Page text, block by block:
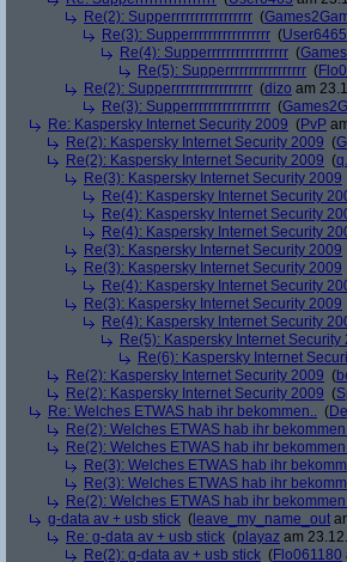
Re(2): Supperrrrrrrrrrrrrrrrr (
Re(3): Supperrrrrrrrrrrrrrrrr (User6465
Re(4): Supperrrrrrrrrrrrrrrrr (
Re(5): Supperrrrrrrrrrrrrrrrr (
Re(2): Supperrrrrrrrrrrrrrrrr (dizo am
Re(3): Supperrrrrrrrrrrrrrrrr (
Re: Kaspersky Internet Security 2009 (PvP
Re(2): Kaspersky Internet Security 2009 (
Re(2): Kaspersky Internet Security 2009 (
Re(3): Kaspersky Internet Security 2009
Re(4): Kaspersky Internet Security
Re(4): Kaspersky Internet Security
Re(4): Kaspersky Internet Security
Re(3): Kaspersky Internet Security 2009
Re(3): Kaspersky Internet Security 2009
Re(4): Kaspersky Internet Security
Re(3): Kaspersky Internet Security 2009
Re(4): Kaspersky Internet Security
Re(5): Kaspersky Internet Security
Re(6): Kaspersky Internet
Re(2): Kaspersky Internet Security 2009 (
Re(2): Kaspersky Internet Security 2009 (
Re: Welches ETWAS hab ihr bekommen.. (
Re(2): Welches ETWAS hab ihr
Re(2): Welches ETWAS hab ihr
Re(3): Welches ETWAS hab ihr
Re(3): Welches ETWAS hab ihr
Re(2): Welches ETWAS hab ihr
g-data av + usb stick ( leave_my_name_out
Re: g-data av + usb stick (playaz am
Re(2): g-data av + usb stick (Flo061180